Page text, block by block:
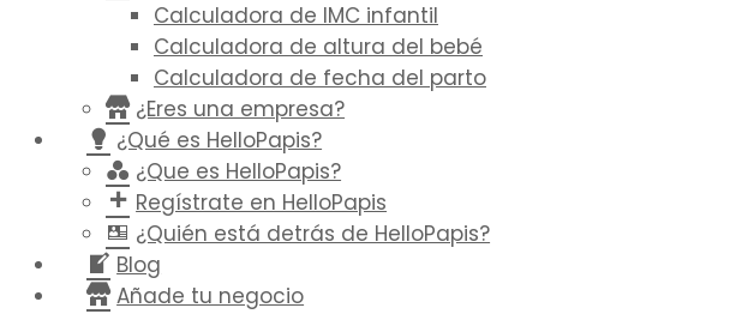
Calculadora de IMC infantil
Calculadora de altura del bebé
Calculadora de fecha del parto
¿Eres una empresa?
¿Qué es HelloPapis?
¿Que es HelloPapis?
Regístrate en HelloPapis
¿Quién está detrás de HelloPapis?
Blog
Añade tu negocio